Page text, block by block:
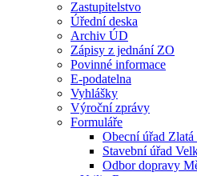
Zastupitelstvo
Úřední deska
Archiv ÚD
Zápisy z jednání ZO
Povinné informace
E-podatelna
Vyhlášky
Výroční zprávy
Formuláře
Obecní úřad Zlatá
Stavební úřad
Odbor dopravy